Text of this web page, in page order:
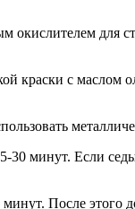
окислителем для
краски с маслом
минут. Если
После этого